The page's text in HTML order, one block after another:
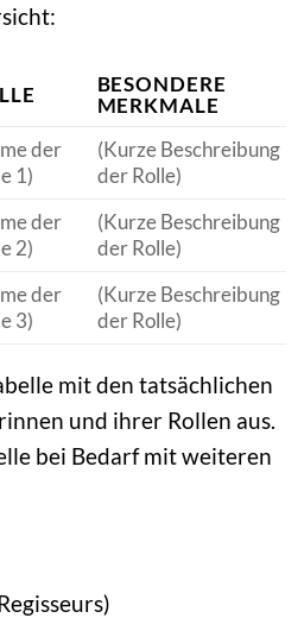
BESONDERE
MERKMALE
der
1)
(Kurze Beschreibung
der Rolle)
der
2)
(Kurze Beschreibung
der Rolle)
der
3)
(Kurze Beschreibung
der Rolle)
mit den tatsächlichen
und ihrer Rollen aus.
bei Bedarf mit weiteren